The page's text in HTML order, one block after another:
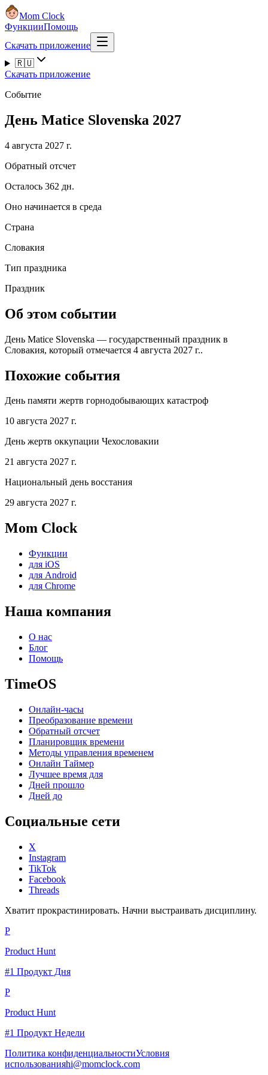
Mom Clock
ФункцииПомощь
Скачать приложение
🇷🇺
Скачать приложение
Событие
День Matice Slovenska 2027
4 августа 2027 г.
Обратный отсчет
Осталось 362 дн.
Оно начинается в среда
Страна
Словакия
Тип праздника
Праздник
Об этом событии
День Matice Slovenska — государственный праздник в
Словакия, который отмечается 4 августа 2027 г..
Похожие события
День памяти жертв горнодобывающих катастроф
10 августа 2027 г.
День жертв оккупации Чехословакии
21 августа 2027 г.
Национальный день восстания
29 августа 2027 г.
Mom Clock
Функции
для iOS
для Android
для Chrome
Наша компания
О нас
Блог
Помощь
TimeOS
Онлайн-часы
Преобразование времени
Обратный отсчет
Планировщик времени
Методы управления временем
Онлайн Таймер
Лучшее время для
Дней прошло
Дней до
Социальные сети
X
Instagram
TikTok
Facebook
Threads
Хватит прокрастинировать. Начни выстраивать дисциплину.
P
Product Hunt
#1 Продукт Дня
P
Product Hunt
#1 Продукт Недели
Политика конфиденциальностиУсловия
использованияhi@momclock.com